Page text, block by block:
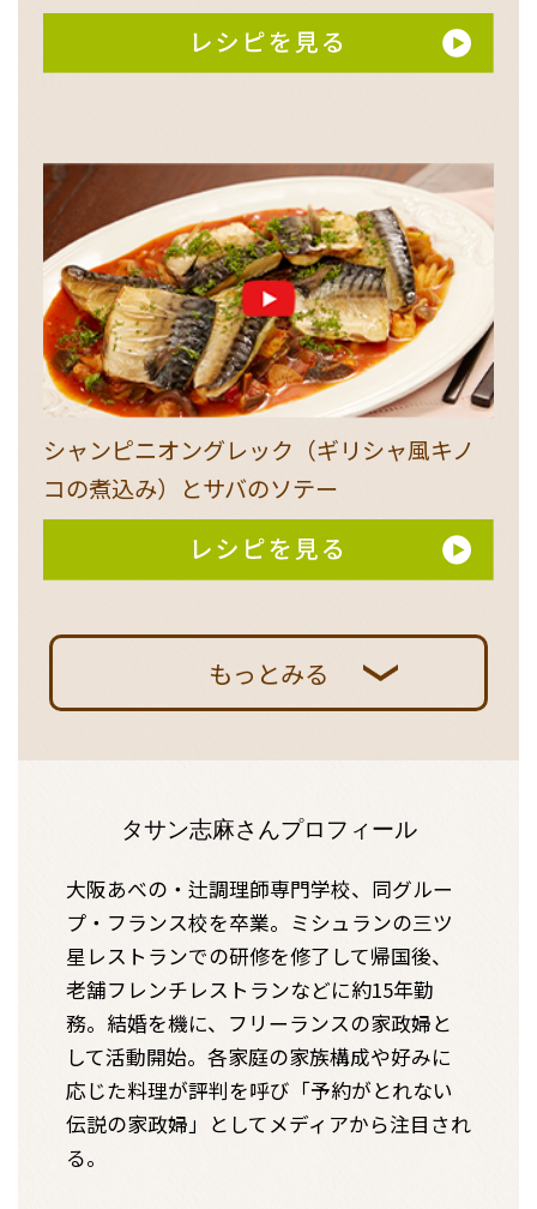
シャンピニオングレック（ギリシャ風キノ
コの煮込み）とサバのソテー
もっとみる
タサン志麻さんプロフィール
大阪あべの・辻調理師専門学校、同グルー
プ・フランス校を卒業。ミシュランの三ツ
星レストランでの研修を修了して帰国後、
老舗フレンチレストランなどに約15年勤
務。結婚を機に、フリーランスの家政婦と
して活動開始。各家庭の家族構成や好みに
応じた料理が評判を呼び「予約がとれない
伝説の家政婦」としてメディアから注目され
る。